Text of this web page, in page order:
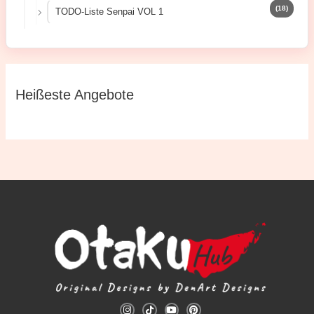
TODO-Liste Senpai VOL 1 (18)
Heißeste Angebote
I
T
Y
P